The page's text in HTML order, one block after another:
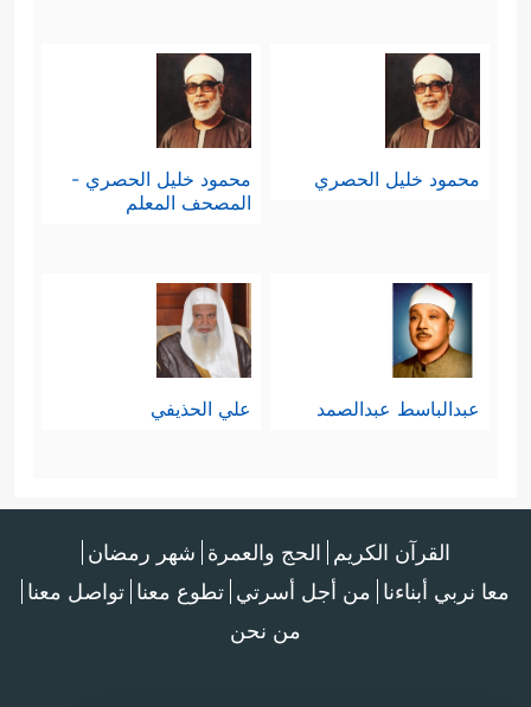
محمود خليل الحصري
محمود خليل الحصري -
المصحف المعلم
عبدالباسط عبدالصمد علي الحذيفي
القرآن الكريم الحج والعمرة شهر رمضان
معا نربي أبناءنا من أجل أسرتي تطوع معنا تواصل معنا
من نحن